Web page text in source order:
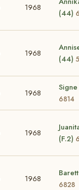
1968
(44)
1968
(44)
1968
6814
1968
(F.2)
1968
6828